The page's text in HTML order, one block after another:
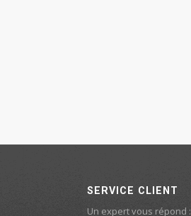
SERVICE CLIENT
Un expert vous répond :